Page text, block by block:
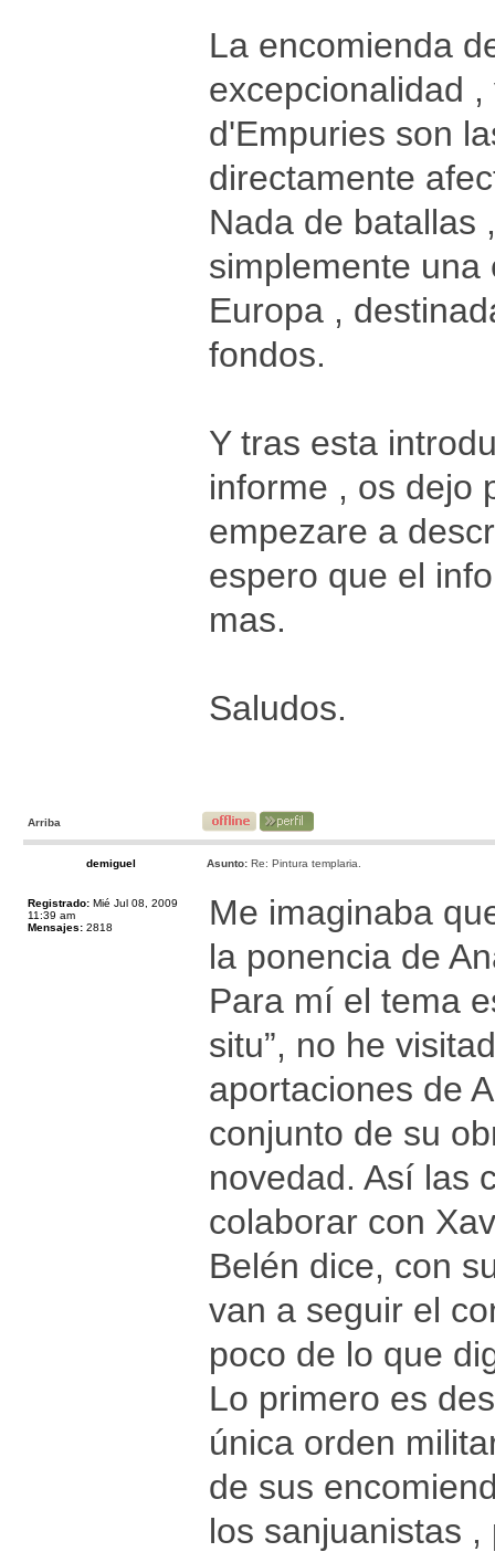
La encomienda
excepcionalidad
d'Empuries son
directamente
Nada de batallas
simplemente
Europa ,
fondos.
Y tras esta
informe , os dejo
empezare a
espero que el
mas.
Saludos.
Arriba
demiguel Asunto: Re: Pintura templaria.
Registrado: Mié Jul 08, 2009
11:39 am
Mensajes: 2818
Me imaginaba
la ponencia de
Para mí el tema
situ”, no he
aportaciones de
conjunto de su
novedad. Así las
colaborar con
Belén dice, con
van a seguir el
poco de lo que
Lo primero es
única orden
de sus
los sanjuanistas